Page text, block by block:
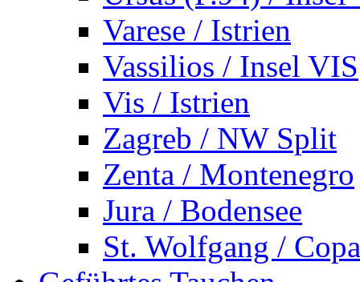
Varese / Istrien
Vassilios / Insel VIS
Vis / Istrien
Zagreb / NW Split
Zenta / Montenegro
Jura / Bodensee
St. Wolfgang /